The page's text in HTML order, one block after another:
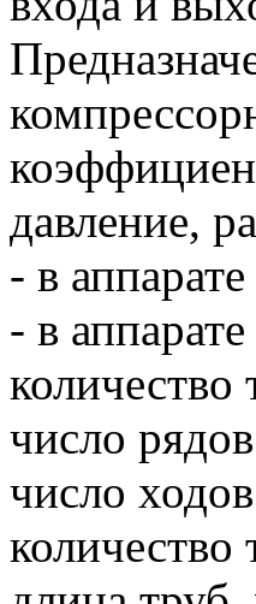
давление,
- в
- в
число
число
количество